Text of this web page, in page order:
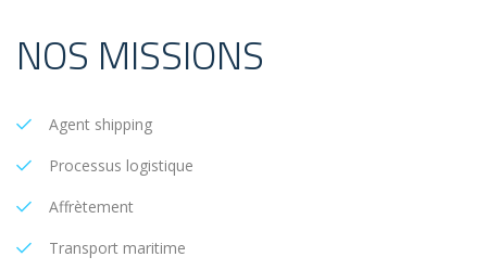
NOS MISSIONS
Agent shipping
Processus logistique
Affrètement
Transport maritime